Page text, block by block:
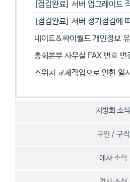
지방회 소식
구인 / 구직
애사 소식